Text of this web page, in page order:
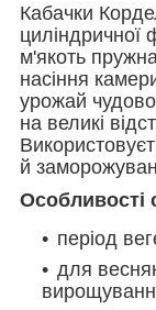
Кабачки
циліндричної
м'якоть
насіння
урожай чудово
на великі
й
Особливості
період
для